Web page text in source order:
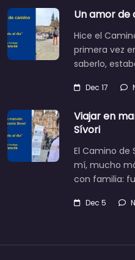
Un amor de
Hice el
primera vez
saberlo,
Dec 17
Viajar en
Sívori
El Camino de
mí, mucho
con familia:
Dec 5